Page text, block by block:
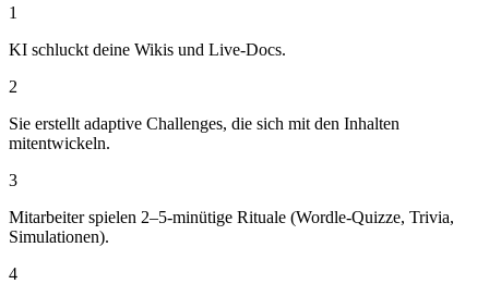
1
KI schluckt deine Wikis und Live-Docs.
2
Sie erstellt adaptive Challenges, die sich mit den Inhalten
mitentwickeln.
3
Mitarbeiter spielen 2–5-minütige Rituale (Wordle-Quizze, Trivia,
Simulationen).
4